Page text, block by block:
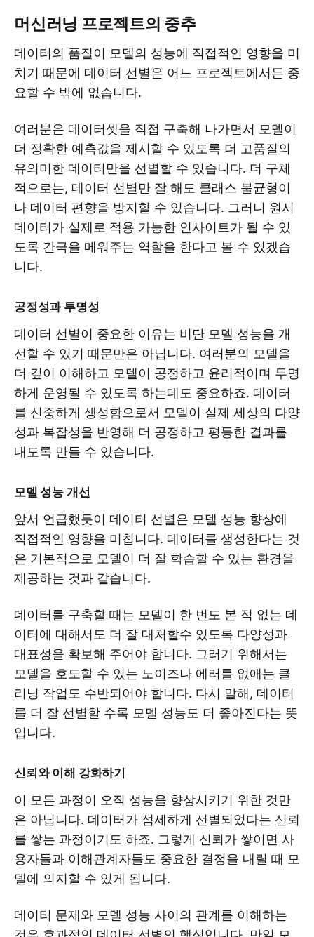
머신러닝 프로젝트의 중추
데이터의 품질이 모델의 성능에 직접적인 영향을 미
치기 때문에 데이터 선별은 어느 프로젝트에서든 중
요할 수 밖에 없습니다.
여러분은 데이터셋을 직접 구축해 나가면서 모델이
더 정확한 예측값을 제시할 수 있도록 더 고품질의
유의미한 데이터만을 선별할 수 있습니다. 더 구체
적으로는, 데이터 선별만 잘 해도 클래스 불균형이
나 데이터 편향을 방지할 수 있습니다. 그러니 원시
데이터가 실제로 적용 가능한 인사이트가 될 수 있
도록 간극을 메워주는 역할을 한다고 볼 수 있겠습
니다.
공정성과 투명성
데이터 선별이 중요한 이유는 비단 모델 성능을 개
선할 수 있기 때문만은 아닙니다. 여러분의 모델을
더 깊이 이해하고 모델이 공정하고 윤리적이며 투명
하게 운영될 수 있도록 하는데도 중요하죠. 데이터
를 신중하게 생성함으로서 모델이 실제 세상의 다양
성과 복잡성을 반영해 더 공정하고 평등한 결과를
내도록 만들 수 있습니다.
모델 성능 개선
앞서 언급했듯이 데이터 선별은 모델 성능 향상에
직접적인 영향을 미칩니다. 데이터를 생성한다는 것
은 기본적으로 모델이 더 잘 학습할 수 있는 환경을
제공하는 것과 같습니다.
데이터를 구축할 때는 모델이 한 번도 본 적 없는 데
이터에 대해서도 더 잘 대처할수 있도록 다양성과
대표성을 확보해 주어야 합니다. 그러기 위해서는
모델을 호도할 수 있는 노이즈나 에러를 없애는 클
리닝 작업도 수반되어야 합니다. 다시 말해, 데이터
를 더 잘 선별할 수록 모델 성능도 더 좋아진다는 뜻
입니다.
신뢰와 이해 강화하기
이 모든 과정이 오직 성능을 향상시키기 위한 것만
은 아닙니다. 데이터가 섬세하게 선별되었다는 신뢰
를 쌓는 과정이기도 하죠. 그렇게 신뢰가 쌓이면 사
용자들과 이해관계자들도 중요한 결정을 내릴 때 모
델에 의지할 수 있게 됩니다.
데이터 문제와 모델 성능 사이의 관계를 이해하는